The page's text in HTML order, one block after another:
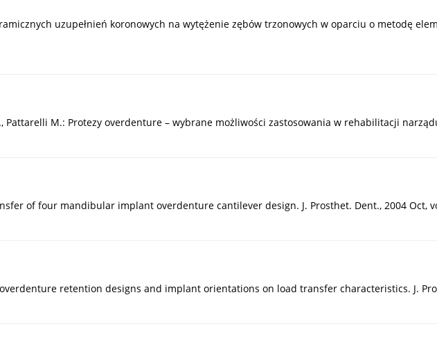
uzupełnień koronowych na wytężenie zębów trzonowych w oparciu o metodę
Pattarelli M.: Protezy overdenture – wybrane możliwości zastosowania w rehabilitacji
of four mandibular implant overdenture cantilever design. J. Prosthet. Dent., 2004 Oct,
retention designs and implant orientations on load transfer characteristics. J.